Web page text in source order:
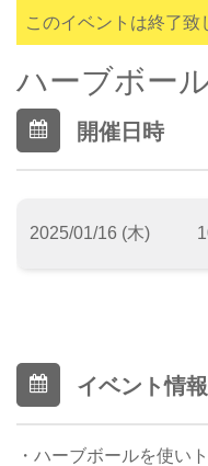
このイベントは終了致
ハーブボー
開催日時
2025/01/16 (木)
イベント情報
・ハーブボールを使い